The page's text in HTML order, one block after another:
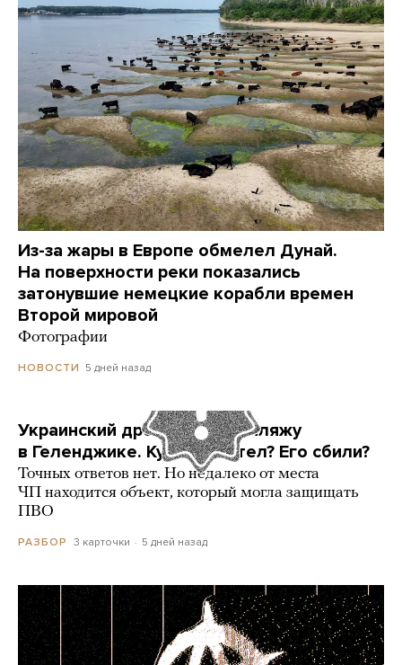
Из-за жары в Европе обмелел Дунай.
На поверхности реки показались
затонувшие немецкие корабли времен
Второй мировой
Фотографии
НОВОСТИ 5 дней назад
Украинский дрон попал по пляжу
в Геленджике. Куда он летел? Его сбили?
Точных ответов нет. Но недалеко от места
ЧП находится объект, который могла защищать
ПВО
РАЗБОР 3 карточки 5 дней назад